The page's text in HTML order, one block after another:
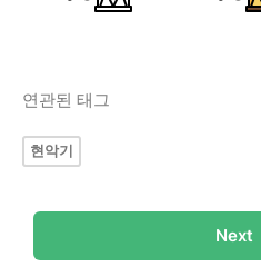
연관된 태그
현악기
Next